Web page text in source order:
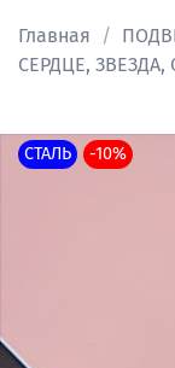
Главная
СЕРДЦЕ,
СТАЛЬ -10%